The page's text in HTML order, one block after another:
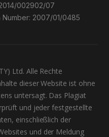
002902/07
Number: 2007/01/0485
Ltd. Alle Rechte
dieser Website ist ohne
untersagt. Das Plagiat
und jeder festgestellte
einschließlich der
und der Meldung